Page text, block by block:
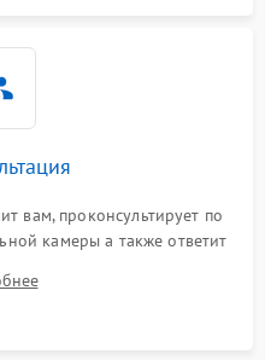
вам, проконсультирует по
камеры а также ответит